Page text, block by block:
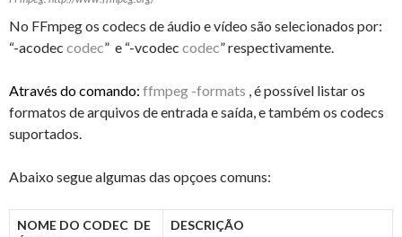
No FFmpeg os codecs de áudio e vídeo são selecionados por:
“-acodec codec” e “-vcodec codec” respectivamente.
Através do comando: ffmpeg -formats , é possível listar os
formatos de arquivos de entrada e saída, e também os codecs
suportados.
Abaixo segue algumas das opçoes comuns:
NOME DO CODEC DE
DESCRIÇÃO